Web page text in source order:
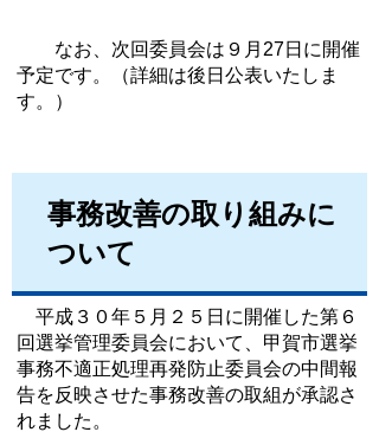
なお、次回委員会は９月27日に開催
予定です。（詳細は後日公表いたしま
す。）
事務改善の取り組みに
ついて
平成３０年５月２５日に開催した第６
回選挙管理委員会において、甲賀市選挙
事務不適正処理再発防止委員会の中間報
告を反映させた事務改善の取組が承認さ
れました。